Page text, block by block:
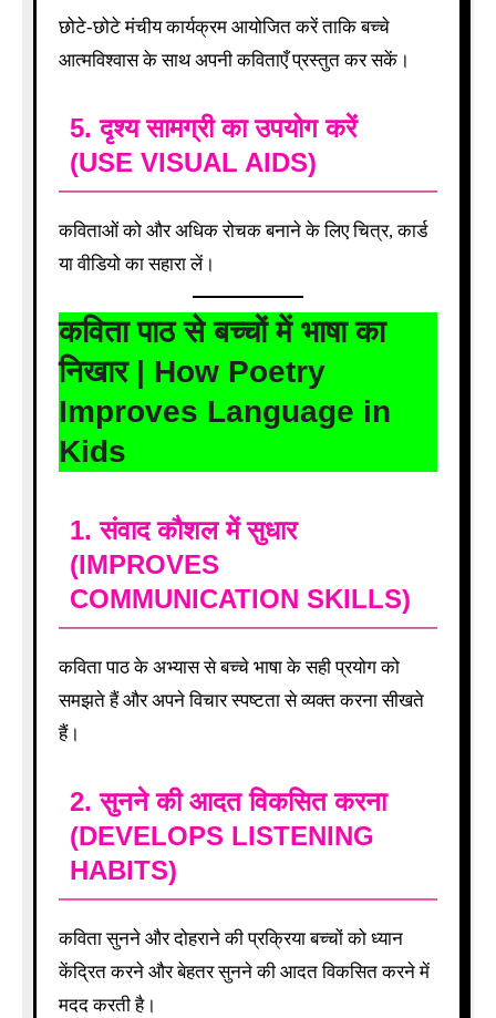
छोटे-छोटे मंचीय कार्यक्रम आयोजित करें ताकि बच्चे
आत्मविश्वास के साथ अपनी कविताएँ प्रस्तुत कर सकें।
5.दृश्य सामग्री का उपयोग करें
(USE VISUAL AIDS)
कविताओं को और अधिक रोचक बनाने के लिए चित्र, कार्ड
या वीडियो का सहारा लें।
कविता पाठ से बच्चों में भाषा का
निखार | How Poetry
Improves Language in
Kids
1.संवाद कौशल में सुधार
(IMPROVES
COMMUNICATION SKILLS)
कविता पाठ के अभ्यास से बच्चे भाषा के सही प्रयोग को
समझते हैं और अपने विचार स्पष्टता से व्यक्त करना सीखते
हैं।
2.सुनने की आदत विकसित करना
(DEVELOPS LISTENING
HABITS)
कविता सुनने और दोहराने की प्रक्रिया बच्चों को ध्यान
केंद्रित करने और बेहतर सुनने की आदत विकसित करने में
मदद करती है।